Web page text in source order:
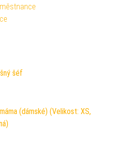
šéf
(dámské) (Velikost: XS,